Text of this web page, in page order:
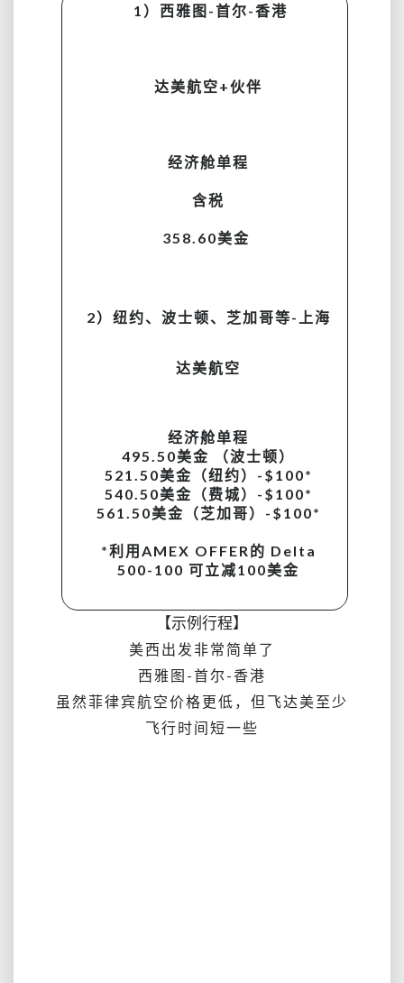
1） 西雅图-首尔-香港
达美航空+伙伴
经济舱单程
含税
358.60美金
2）纽约、波士顿、芝加哥等-上海
达美航空
经济舱单程
495.50美金 （波士顿）
521.50美金（纽约）-$100*
540.50美金（费城）-$100*
561.50美金（芝加哥）-$100*
*利用AMEX OFFER的 Delta
500-100 可立减100美金
【示例行程】
美西出发非常简单了
西雅图-首尔-香港
虽然菲律宾航空价格更低，但飞达美至少
飞行时间短一些